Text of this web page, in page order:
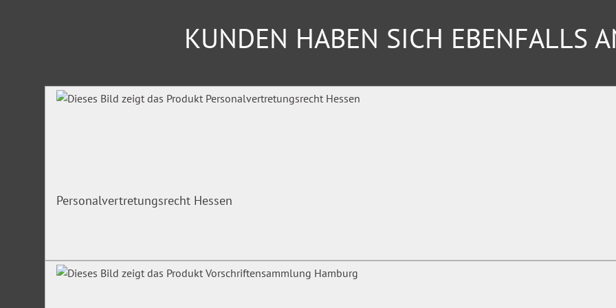
KUNDEN HABEN SICH EBENFALLS
Produktgalerie überspringen
Personalvertretungsrecht Hessen